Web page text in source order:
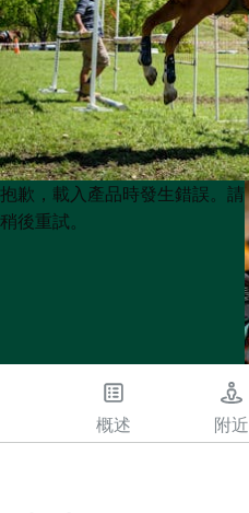
Product
List
Product
List
抱歉，載入產品時發生錯誤。請
稍後重試。
概述 附近